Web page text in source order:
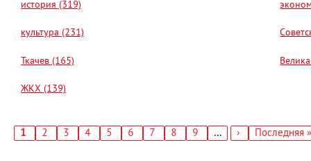
история (319)
культура (231)
Ткачев (165)
ЖКХ (139)
Текущая
1 Страница
2 Страница
3 Страница
4 Страница
5 Страница
6 Страница
7 Страница
8 Страница
9 …
Следующая
›
Последняя
Последняя »